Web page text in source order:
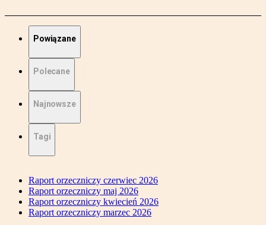
Powiązane
Polecane
Najnowsze
Tagi
Raport orzeczniczy czerwiec 2026
Raport orzeczniczy maj 2026
Raport orzeczniczy kwiecień 2026
Raport orzeczniczy marzec 2026